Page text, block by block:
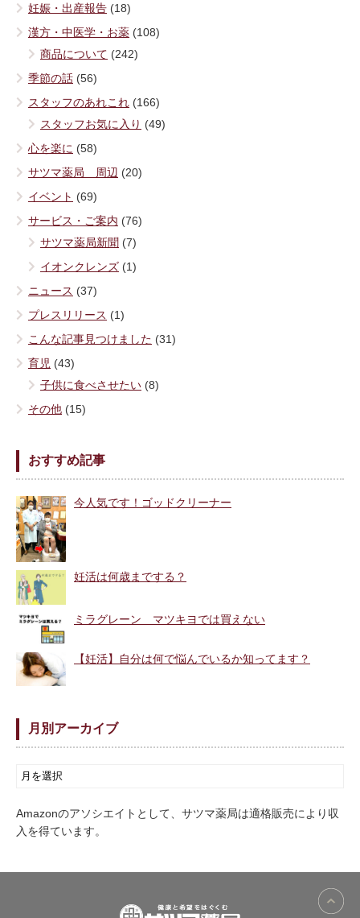
妊娠・出産報告 (18)
漢方・中医学・お薬 (108)
商品について (242)
季節の話 (56)
スタッフのあれこれ (166)
スタッフお気に入り (49)
心を楽に (58)
サツマ薬局 周辺 (20)
イベント (69)
サービス・ご案内 (76)
サツマ薬局新聞 (7)
イオンクレンズ (1)
ニュース (37)
プレスリリース (1)
こんな記事見つけました (31)
育児 (43)
子供に食べさせたい (8)
その他 (15)
おすすめ記事
今人気です！ゴッドクリーナー
妊活は何歳までする？
ミラグレーン マツキヨでは買えない
【妊活】自分は何で悩んでいるか知ってます？
月別アーカイブ
Amazonのアソシエイトとして、サツマ薬局は適格販売により収
入を得ています。